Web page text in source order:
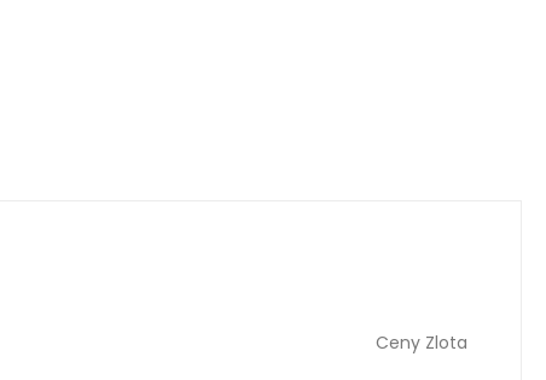
Ceny Zlota